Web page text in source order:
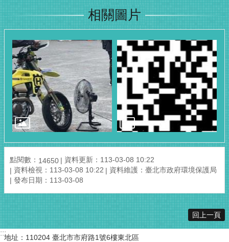
相關圖片
點閱數： 14650
資料更新：113-03-08 10:22
資料檢視：113-03-08 10:22
資料維護：臺北市政府環境保護局
發布日期：113-03-08
回上一頁
:::地址：110204 臺北市市府路1號6樓東北區